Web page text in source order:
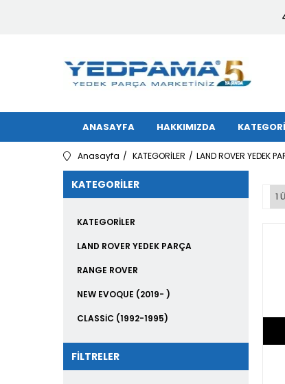
ANASAYFA HAKKIMIZDA
Anasayfa KATEGORİLER LAND ROVER YEDEK
KATEGORILER
KATEGORİLER
LAND ROVER YEDEK PARÇA
RANGE ROVER
NEW EVOQUE (2019- )
CLASSİC (1992-1995)
VOGUE (1995-2001)
FILTRELER
1